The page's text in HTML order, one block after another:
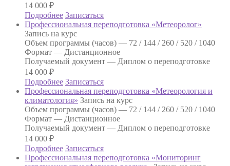
14 000 ₽
Подробнее Записаться
Профессиональная переподготовка «Метеоролог»
Запись на курс
Объем программы (часов) — 72 / 144 / 260 / 520 / 1040
Формат — Дистанционное
Получаемый документ — Диплом о переподготовке
14 000 ₽
Подробнее Записаться
Профессиональная переподготовка «Метеорология и
климатология» Запись на курс
Объем программы (часов) — 72 / 144 / 260 / 520 / 1040
Формат — Дистанционное
Получаемый документ — Диплом о переподготовке
14 000 ₽
Подробнее Записаться
Профессиональная переподготовка «Мониторинг